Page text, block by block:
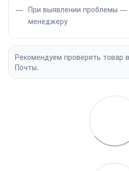
При выявлении проблемы —
менеджеру
Рекомендуем проверять товар
Почты.